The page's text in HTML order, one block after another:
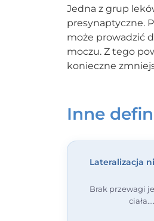
Jedna z grup
presynaptyczne.
może prowadzić
moczu. Z tego
konieczne
Inne
Lateralizacja
Brak przewagi
ciała...